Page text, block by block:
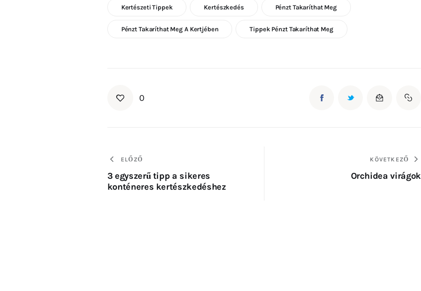
Kertészeti Tippek Kertészkedés Pénzt Takaríthat Meg
Pénzt Takaríthat Meg A Kertjében Tippek Pénzt Takaríthat Meg
0
ELŐZŐ
3 egyszerű tipp a sikeres
konténeres kertészkedéshez
KÖVETKEZŐ
Orchidea virágok